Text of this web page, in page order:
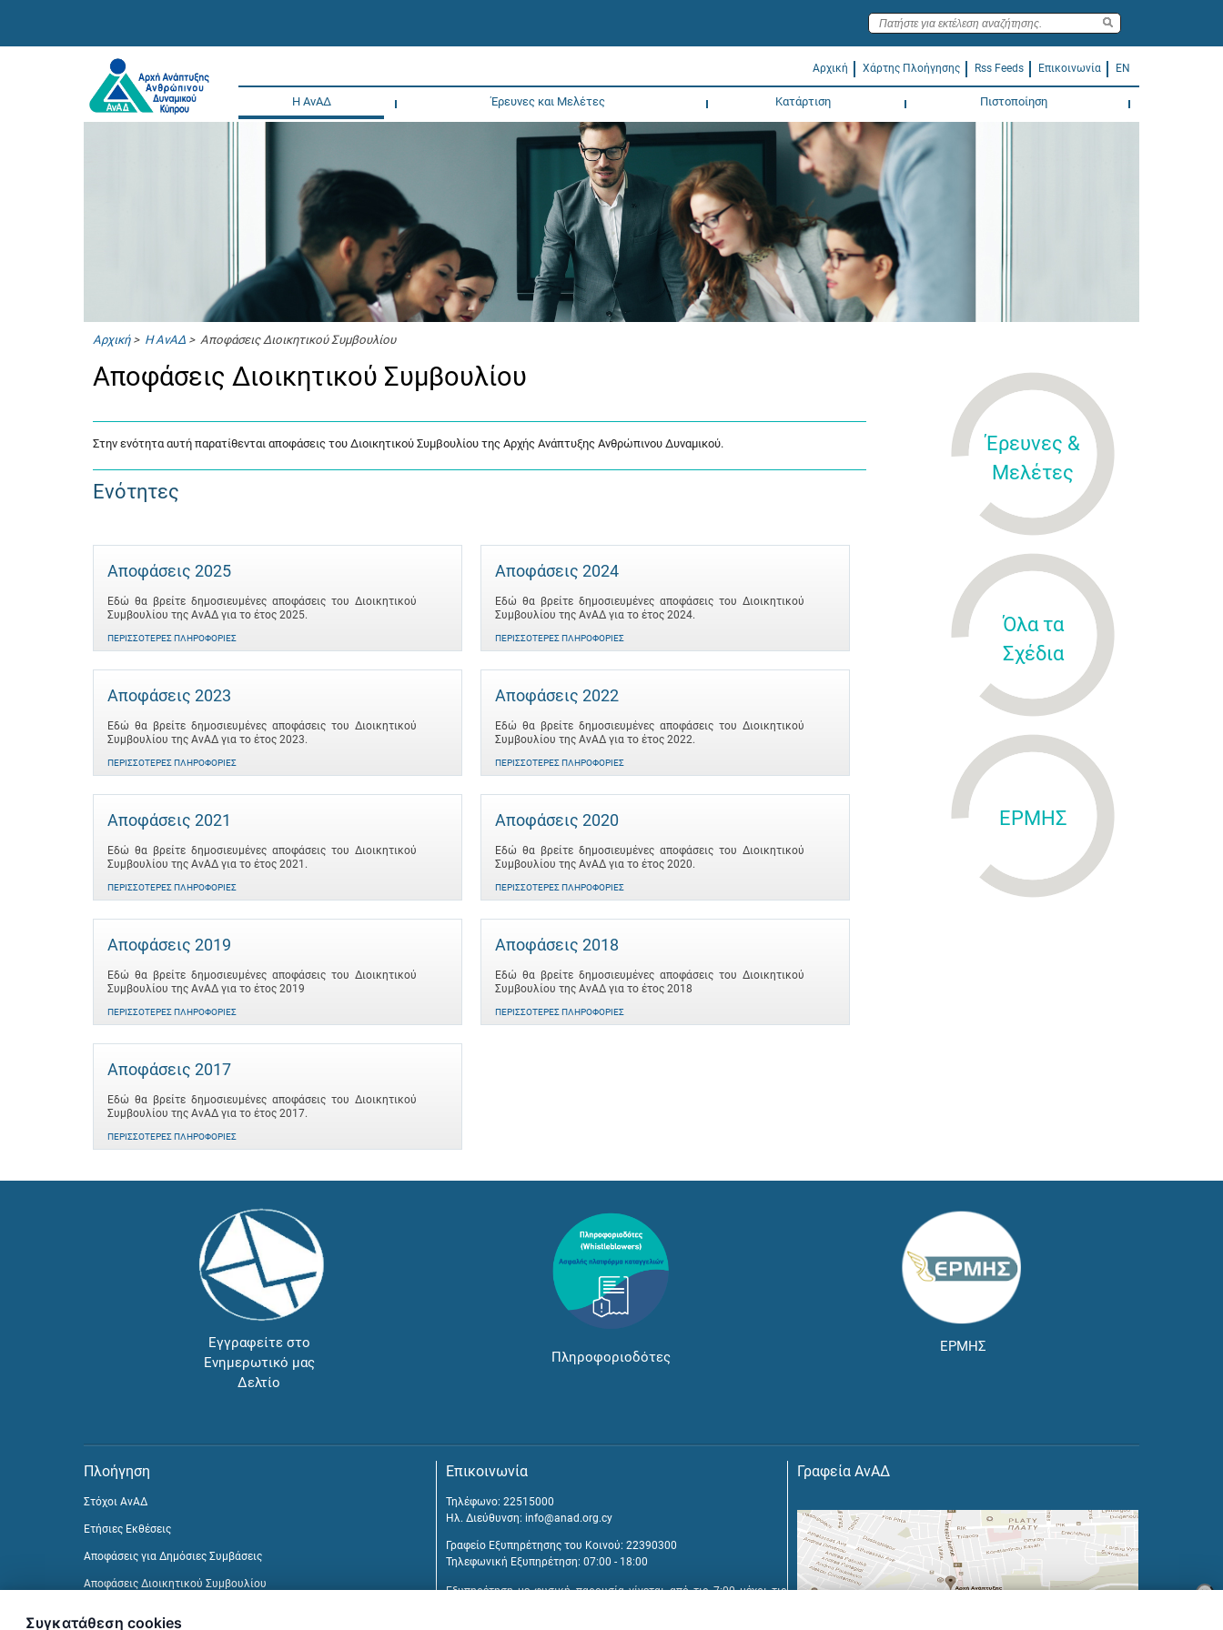
Αρχική Χάρτης Πλοήγησης Rss Feeds Επικοινωνία EN
Η ΑνΑΔ Έρευνες και Μελέτες Κατάρτιση Πιστοποίηση
Αρχική> Η ΑνΑΔ > Αποφάσεις Διοικητικού Συμβουλίου
Αποφάσεις Διοικητικού Συμβουλίου
Στην ενότητα αυτή παρατίθενται αποφάσεις του Διοικητικού Συμβουλίου της Αρχής Ανάπτυξης Ανθρώπινου Δυναμικού.
Ενότητες
Αποφάσεις 2025
Εδώ θα βρείτε δημοσιευμένες αποφάσεις του Διοικητικού
Συμβουλίου της ΑνΑΔ για το έτος 2025.
ΠΕΡΙΣΣΌΤΕΡΕΣ ΠΛΗΡΟΦΟΡΊΕΣ
Αποφάσεις 2024
Εδώ θα βρείτε δημοσιευμένες αποφάσεις του Διοικητικού
Συμβουλίου της ΑνΑΔ για το έτος 2024.
ΠΕΡΙΣΣΌΤΕΡΕΣ ΠΛΗΡΟΦΟΡΊΕΣ
Αποφάσεις 2023
Εδώ θα βρείτε δημοσιευμένες αποφάσεις του Διοικητικού
Συμβουλίου της ΑνΑΔ για το έτος 2023.
ΠΕΡΙΣΣΌΤΕΡΕΣ ΠΛΗΡΟΦΟΡΊΕΣ
Αποφάσεις 2022
Εδώ θα βρείτε δημοσιευμένες αποφάσεις του Διοικητικού
Συμβουλίου της ΑνΑΔ για το έτος 2022.
ΠΕΡΙΣΣΌΤΕΡΕΣ ΠΛΗΡΟΦΟΡΊΕΣ
Αποφάσεις 2021
Εδώ θα βρείτε δημοσιευμένες αποφάσεις του Διοικητικού
Συμβουλίου της ΑνΑΔ για το έτος 2021.
ΠΕΡΙΣΣΌΤΕΡΕΣ ΠΛΗΡΟΦΟΡΊΕΣ
Αποφάσεις 2020
Εδώ θα βρείτε δημοσιευμένες αποφάσεις του Διοικητικού
Συμβουλίου της ΑνΑΔ για το έτος 2020.
ΠΕΡΙΣΣΌΤΕΡΕΣ ΠΛΗΡΟΦΟΡΊΕΣ
Αποφάσεις 2019
Εδώ θα βρείτε δημοσιευμένες αποφάσεις του Διοικητικού
Συμβουλίου της ΑνΑΔ για το έτος 2019
ΠΕΡΙΣΣΌΤΕΡΕΣ ΠΛΗΡΟΦΟΡΊΕΣ
Αποφάσεις 2018
Εδώ θα βρείτε δημοσιευμένες αποφάσεις του Διοικητικού
Συμβουλίου της ΑνΑΔ για το έτος 2018
ΠΕΡΙΣΣΌΤΕΡΕΣ ΠΛΗΡΟΦΟΡΊΕΣ
Αποφάσεις 2017
Εδώ θα βρείτε δημοσιευμένες αποφάσεις του Διοικητικού
Συμβουλίου της ΑνΑΔ για το έτος 2017.
ΠΕΡΙΣΣΌΤΕΡΕΣ ΠΛΗΡΟΦΟΡΊΕΣ
Έρευνες &
Μελέτες
Όλα τα
Σχέδια
ΕΡΜΗΣ
Εγγραφείτε στο
Ενημερωτικό μας
Δελτίο
Πληροφοριοδότες
ΕΡΜΗΣ
Πλοήγηση
Στόχοι ΑνΑΔ
Ετήσιες Εκθέσεις
Αποφάσεις για Δημόσιες Συμβάσεις
Αποφάσεις Διοικητικού Συμβουλίου
Επικοινωνία
Τηλέφωνο: 22515000
Ηλ. Διεύθυνση: info@anad.org.cy
Γραφείο Εξυπηρέτησης του Κοινού: 22390300
Τηλεφωνική Εξυπηρέτηση: 07:00 - 18:00
Εξυπηρέτηση με φυσική παρουσία γίνεται από τις 7:00 μέχρι τις
Γραφεία ΑνΑΔ
×
Συγκατάθεση cookies